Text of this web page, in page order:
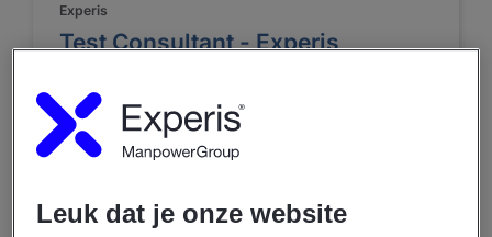
Experis
Test Consultant - Experis
Diemen
IT
Fulltime
Leuk dat je onze website